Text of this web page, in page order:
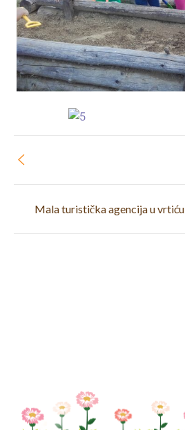
Mala turistička agencija u vrtiću